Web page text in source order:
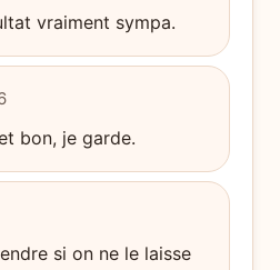
vraiment sympa.
bon, je garde.
si on ne le laisse